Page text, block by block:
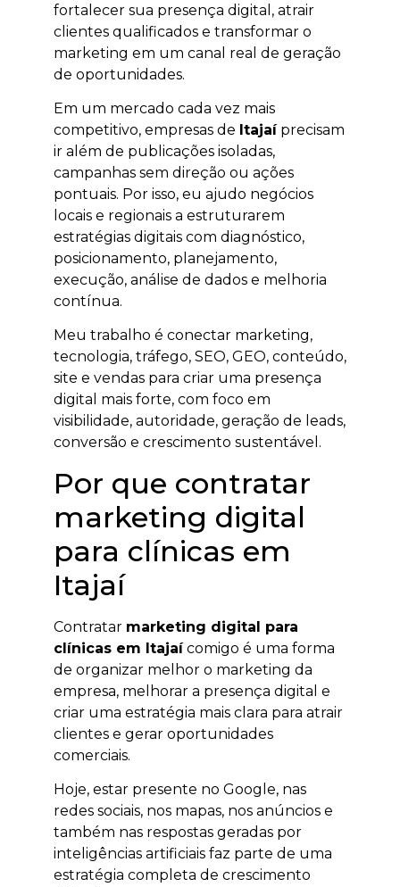
fortalecer sua presença digital, atrair
clientes qualificados e transformar o
marketing em um canal real de geração
de oportunidades.
Em um mercado cada vez mais
competitivo, empresas de Itajaíprecisam
ir além de publicações isoladas,
campanhas sem direção ou ações
pontuais. Por isso, eu ajudo negócios
locais e regionais a estruturarem
estratégias digitais com diagnóstico,
posicionamento, planejamento,
execução, análise de dados e melhoria
contínua.
Meu trabalho é conectar marketing,
tecnologia, tráfego, SEO, GEO, conteúdo,
site e vendas para criar uma presença
digital mais forte, com foco em
visibilidade, autoridade, geração de leads,
conversão e crescimento sustentável.
Por que contratar
marketing digital
para clínicas em
Itajaí
Contratar marketing digital para
clínicas em Itajaícomigo é uma forma
de organizar melhor o marketing da
empresa, melhorar a presença digital e
criar uma estratégia mais clara para atrair
clientes e gerar oportunidades
comerciais.
Hoje, estar presente no Google, nas
redes sociais, nos mapas, nos anúncios e
também nas respostas geradas por
inteligências artificiais faz parte de uma
estratégia completa de crescimento